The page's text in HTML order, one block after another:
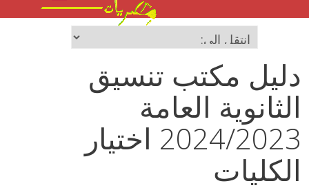
دليل مكتب تنسيق
الثانوية العامة
2024/2023 اختيار
الكليات